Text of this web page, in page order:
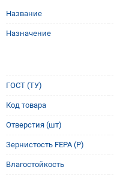
Название
Назначение
ГОСТ (ТУ)
Код товара
Отверстия (шт)
Зернистость FEPA (P)
Влагостойкость